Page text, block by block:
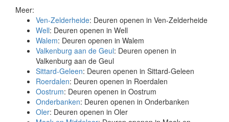
Meer:
Ven-Zelderheide: Deuren openen in Ven-Zelderheide
Well: Deuren openen in Well
Walem: Deuren openen in Walem
Valkenburg aan de Geul: Deuren openen in
Valkenburg aan de Geul
Sittard-Geleen: Deuren openen in Sittard-Geleen
Roerdalen: Deuren openen in Roerdalen
Oostrum: Deuren openen in Oostrum
Onderbanken: Deuren openen in Onderbanken
Oler: Deuren openen in Oler